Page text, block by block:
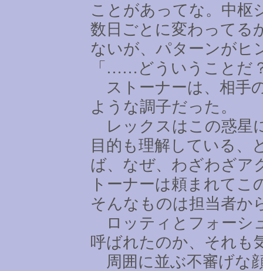
ことがあってな。中枢
数日ごとに変わってる
ないが、パターンがヒ
「 …… どういうことだ
ストーナーは、相手
ような調子だった。
レックスはこの惑星
目的も理解している、
ば、なぜ、わざわざア
トーナーは頼まれて
そんなものは担当者か
ロッティとフォーシ
呼ばれたのか、それも
周囲に並ぶ不審げな